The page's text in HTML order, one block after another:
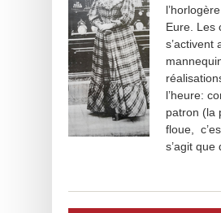
Eure. Les
s’activent
l’heure:
patron (la
floue,
s’agit que